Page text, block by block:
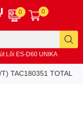
Lõi ES-D60 UNIKA
0 0
TAC180351 TOTAL